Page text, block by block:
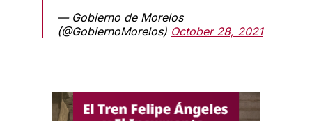
— Gobierno de Morelos
(@GobiernoMorelos) October 28, 2021